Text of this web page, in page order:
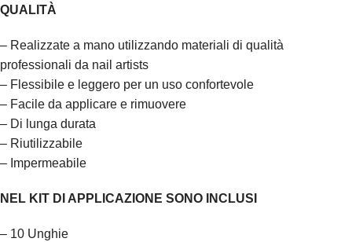
QUALITÀ
– Realizzate a mano utilizzando materiali di qualità
professionali da nail artists
– Flessibile e leggero per un uso confortevole
– Facile da applicare e rimuovere
– Di lunga durata
– Riutilizzabile
– Impermeabile
NEL KIT DI APPLICAZIONE SONO INCLUSI
– 10 Unghie